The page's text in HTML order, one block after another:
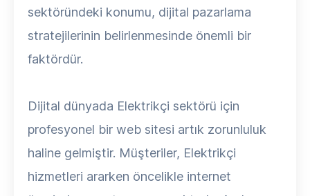
sektöründeki konumu, dijital pazarlama
stratejilerinin belirlenmesinde önemli bir
faktördür.
Dijital dünyada Elektrikçi sektörü için
profesyonel bir web sitesi artık zorunluluk
haline gelmiştir. Müşteriler, Elektrikçi
hizmetleri ararken öncelikle internet